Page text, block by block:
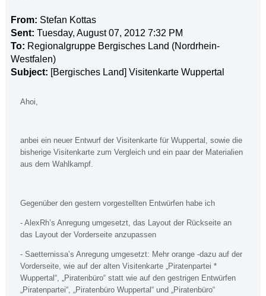
From: Stefan Kottas
Sent: Tuesday, August 07, 2012 7:32 PM
To: Regionalgruppe Bergisches Land (Nordrhein-
Westfalen)
Subject: [Bergisches Land] Visitenkarte Wuppertal
Ahoi,
anbei ein neuer Entwurf der Visitenkarte für Wuppertal, sowie die
bisherige Visitenkarte zum Vergleich und ein paar der Materialien
aus dem Wahlkampf.
Gegenüber den gestern vorgestellten Entwürfen habe ich
- AlexRh’s Anregung umgesetzt, das Layout der Rückseite an
das Layout der Vorderseite anzupassen
- Saetternissa’s Anregung umgesetzt: Mehr orange -dazu auf der
Vorderseite, wie auf der alten Visitenkarte „Piratenpartei *
Wuppertal“, „Piratenbüro“ statt wie auf den gestrigen Entwürfen
„Piratenpartei“, „Piratenbüro Wuppertal“ und „Piratenbüro“